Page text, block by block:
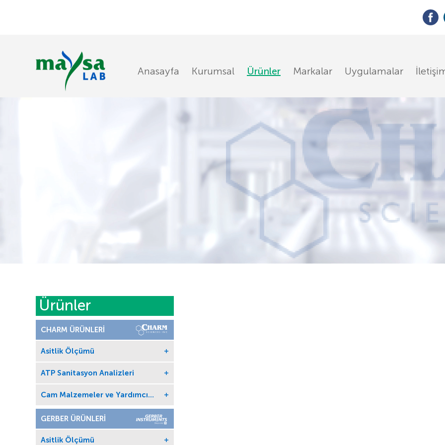
Anasayfa Kurumsal Ürünler Markalar Uygulamalar
Ürünler
CHARM ÜRÜNLERİ
Asitlik Ölçümü
ATP Sanitasyon Analizleri
Cam Malzemeler ve Yardımcı
GERBER ÜRÜNLERİ
Asitlik Ölçümü